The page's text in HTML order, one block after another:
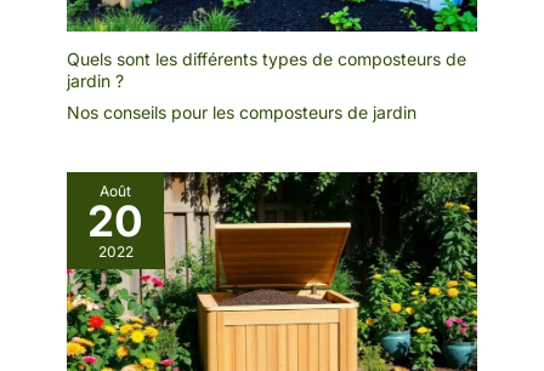
Quels sont les différents types de composteurs de
jardin ?
Nos conseils pour les composteurs de jardin
Août
20
2022